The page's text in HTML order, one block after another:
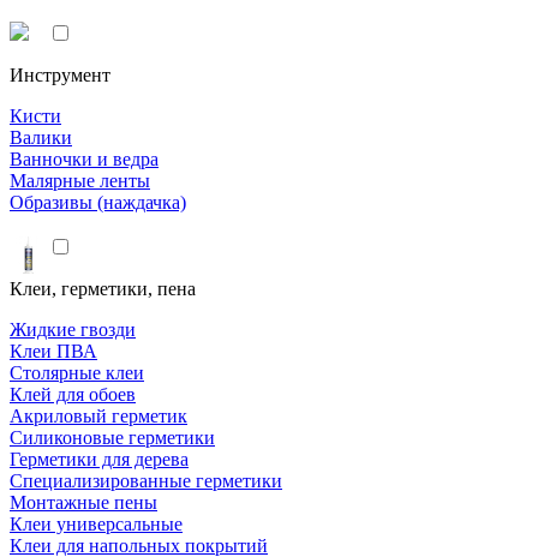
Инструмент
Кисти
Валики
Ванночки и ведра
Малярные ленты
Образивы (наждачка)
Клеи, герметики, пена
Жидкие гвозди
Клеи ПВА
Столярные клеи
Клей для обоев
Акриловый герметик
Силиконовые герметики
Герметики для дерева
Специализированные герметики
Монтажные пены
Клеи универсальные
Клеи для напольных покрытий